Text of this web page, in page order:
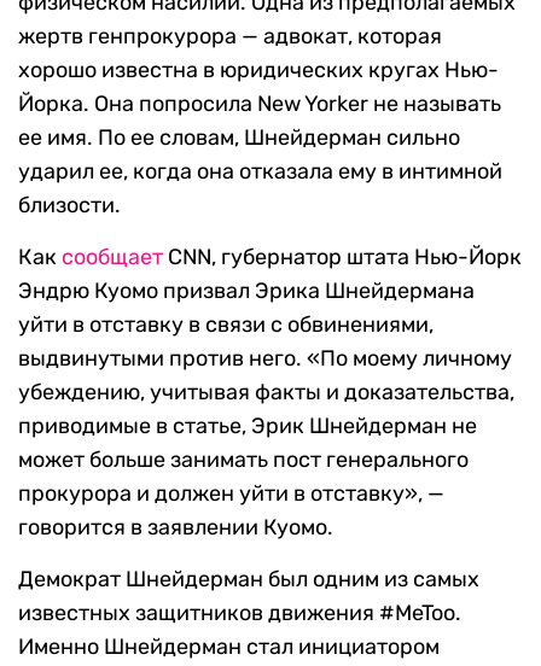
жертв генпрокурора — адвокат, которая
хорошо известна в юридических кругах Нью-
Йорка. Она попросила New Yorker не называть
ее имя. По ее словам, Шнейдерман сильно
ударил ее, когда она отказала ему в интимной
близости.
Как сообщает CNN, губернатор штата Нью-Йорк
Эндрю Куомо призвал Эрика Шнейдермана
уйти в отставку в связи с обвинениями,
выдвинутыми против него. «По моему личному
убеждению, учитывая факты и доказательства,
приводимые в статье, Эрик Шнейдерман не
может больше занимать пост генерального
прокурора и должен уйти в отставку», —
говорится в заявлении Куомо.
Демократ Шнейдерман был одним из самых
известных защитников движения #MeToo.
Именно Шнейдерман стал инициатором